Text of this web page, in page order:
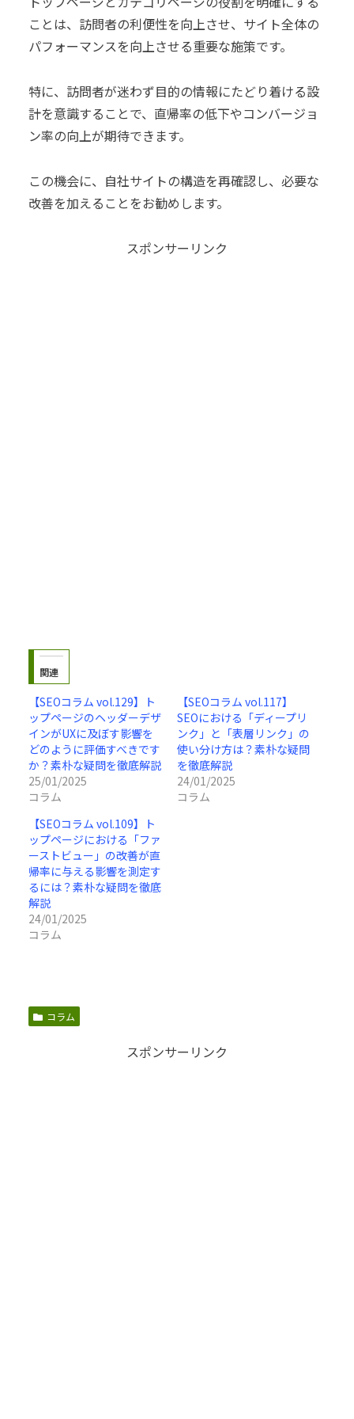
ことは、訪問者の利便性を向上させ、サイト全体の
パフォーマンスを向上させる重要な施策です。
特に、訪問者が迷わず目的の情報にたどり着ける設
計を意識することで、直帰率の低下やコンバージョ
ン率の向上が期待できます。
この機会に、自社サイトの構造を再確認し、必要な
改善を加えることをお勧めします。
スポンサーリンク
関連
【SEOコラム vol.129】ト
ップページのヘッダーデザ
インがUXに及ぼす影響を
どのように評価すべきです
か？素朴な疑問を徹底解説
25/01/2025
コラム
【SEOコラム vol.117】
SEOにおける「ディープリ
ンク」と「表層リンク」の
使い分け方は？素朴な疑問
を徹底解説
24/01/2025
コラム
【SEOコラム vol.109】ト
ップページにおける「ファ
ーストビュー」の改善が直
帰率に与える影響を測定す
るには？素朴な疑問を徹底
解説
24/01/2025
コラム
コラム
スポンサーリンク